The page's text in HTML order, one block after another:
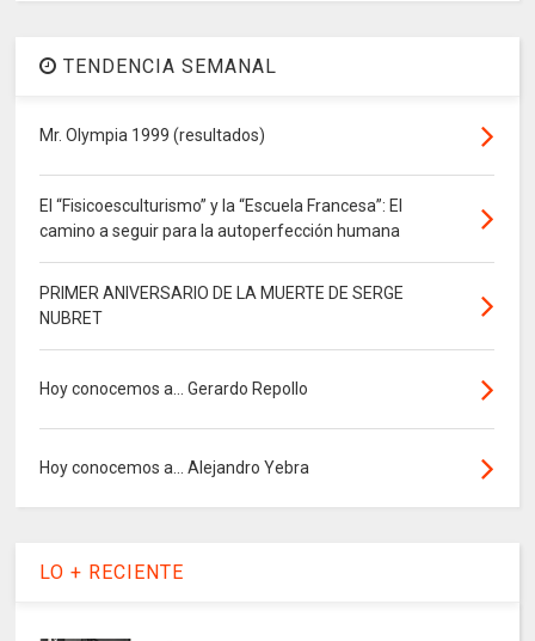
TENDENCIA SEMANAL
Mr. Olympia 1999 (resultados)
El “Fisicoesculturismo” y la “Escuela Francesa”: El
camino a seguir para la autoperfección humana
PRIMER ANIVERSARIO DE LA MUERTE DE SERGE
NUBRET
Hoy conocemos a... Gerardo Repollo
Hoy conocemos a... Alejandro Yebra
LO + RECIENTE